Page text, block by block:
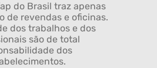
do Brasil traz apenas
de revendas e oficinas.
dos trabalhos e dos
são de total
dos